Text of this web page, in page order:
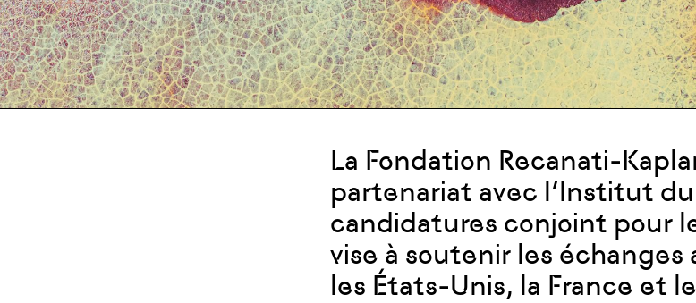
La Fondation Recanati-
partenariat avec l’Institut
candidatures conjoint pour
vise à soutenir les
les États-Unis, la France et